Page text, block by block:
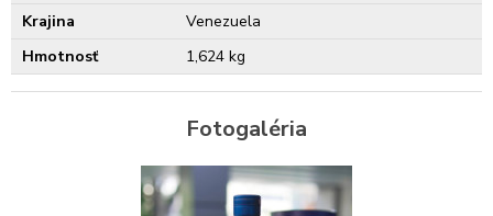
Krajina
Venezuela
Hmotnosť
1,624 kg
Fotogaléria